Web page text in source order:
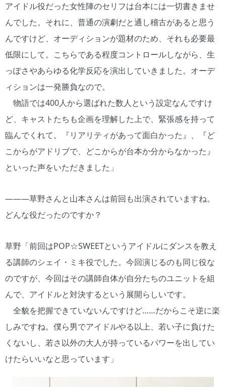
アイドル役だった女性陣のセリフは台本には一切書きませ
んでした。それに、普通の演劇だと通し稽古があると思う
んですけど、オーディションが題材のため、それも必要最
低限にして。こちらである程度コントロールしながら、生
っぽさやあらゆる化学反応を演出していきました。オーデ
ィションは一発勝負なので。
物語では400人から選ばれた数人という設定なんですけ
ど、キャストたちも企画を理解した上で、緊張感を持って
臨んでくれて。『リアリティがあって面白かった』、『ど
こからがアドリブで、どこからが台本か分からなかった』
といった声をいただきました」
―――草野さんと山本さんは前回も出演されていますね。
どんな役だったのですか？
草野「前回はPOP☆SWEETというアイドルにダンスを教え
る講師のシェイ・ミキ役でした。今回演じるのも同じ役な
のですが、今回はその講師自体が自分たちのユニットを組
んで、アイドルと対決するという展開らしいです。
全貌を把握できていないんですけど……だからこそ逆に楽
しみですね。僕ら男でアイドルやる以上、若い子に負けた
くないし、若さ以外の大人が持っているパワーを出してい
けたらいいなと思っています」